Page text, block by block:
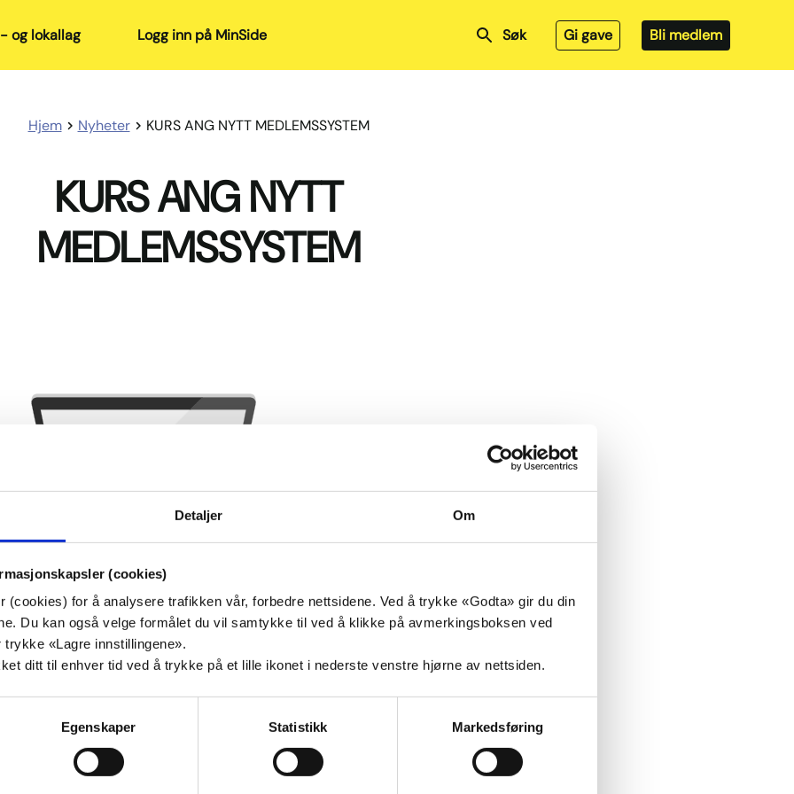
Detaljer Om
(cookies)
(cookies) for å analysere trafikken vår, forbedre nettsidene. Ved å trykke «Godta» gir du din
Du kan også velge formålet du vil samtykke til ved å klikke på avmerkingsboksen ved
«Lagre innstillingene».
ditt til enhver tid ved å trykke på et lille ikonet i nederste venstre hjørne av nettsiden.
Egenskaper Statistikk Markedsføring
og lokallag Logg inn på MinSide Søk Gi gave Bli medlem
Hjem Nyheter KURS ANG NYTT MEDLEMSSYSTEM
KURS ANG NYTT
MEDLEMSSYSTEM